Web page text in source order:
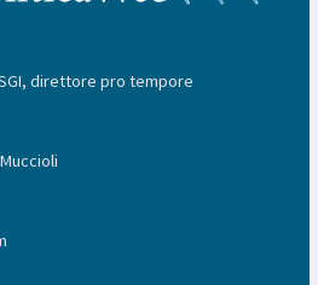
direttore pro tempore